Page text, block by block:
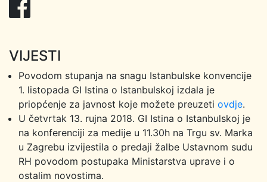
VIJESTI
Povodom stupanja na snagu Istanbulske konvencije
1. listopada GI Istina o Istanbulskoj izdala je
priopćenje za javnost koje možete preuzeti ovdje.
U četvrtak 13. rujna 2018. GI Istina o Istanbulskoj je
na konferenciji za medije u 11.30h na Trgu sv. Marka
u Zagrebu izvijestila o predaji žalbe Ustavnom sudu
RH povodom postupaka Ministarstva uprave i o
ostalim novostima.